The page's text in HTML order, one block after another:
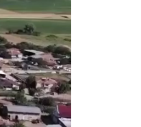
göç yolcuğu